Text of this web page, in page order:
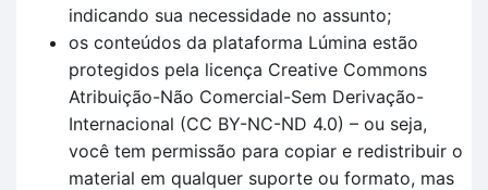
indicando sua necessidade no assunto;
os conteúdos da plataforma Lúmina estão
protegidos pela licença Creative Commons
Atribuição-Não Comercial-Sem Derivação-
Internacional (CC BY-NC-ND 4.0) – ou seja,
você tem permissão para copiar e redistribuir o
material em qualquer suporte ou formato, mas